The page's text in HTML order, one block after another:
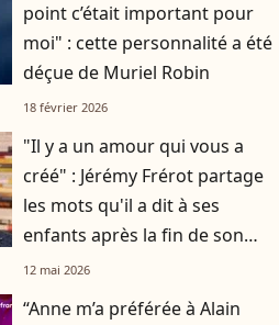
point c’était important pour
moi" : cette personnalité a été
déçue de Muriel Robin
18 février 2026
"Il y a un amour qui vous a
créé" : Jérémy Frérot partage
les mots qu'il a dit à ses
enfants après la fin de son
histoire avec leur mère Laure
12 mai 2026
“Anne m’a préférée à Alain